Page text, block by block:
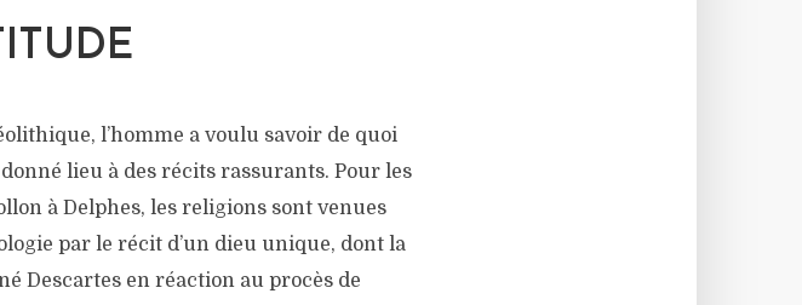
l’homme a voulu savoir de quoi
lieu à des récits rassurants. Pour les
à Delphes, les religions sont venues
par le récit d’un dieu unique, dont la
Descartes en réaction au procès de